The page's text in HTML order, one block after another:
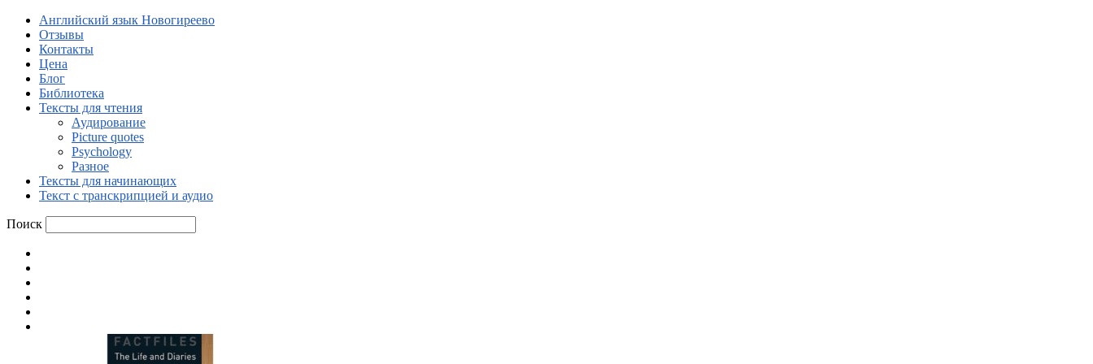
Английский язык Новогиреево
Отзывы
Контакты
Цена
Блог
Библиотека
Тексты для чтения
Аудирование
Picture quotes
Psychology
Разное
Тексты для начинающих
Текст с транскрипцией и аудио
Поиск